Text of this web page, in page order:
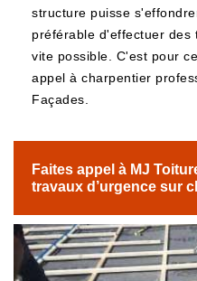
structure puisse
préférable d'effectuer des
vite possible. C'est pour
appel à charpentier
Façades.
Faites appel à MJ
travaux d’urgence sur